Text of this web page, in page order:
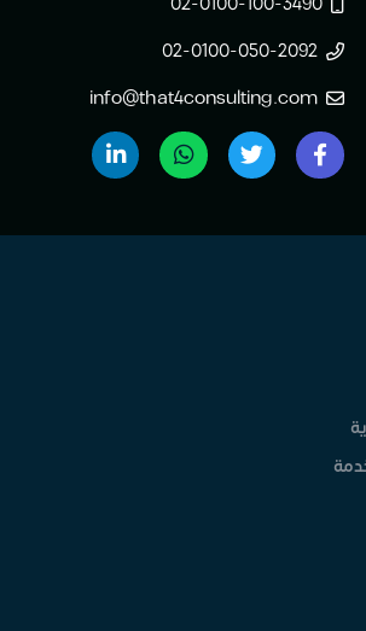
02-0100-050-2092
info@that4consulting.com